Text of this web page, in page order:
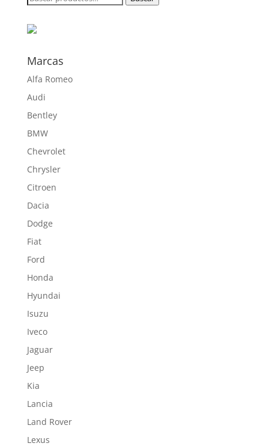
Marcas
Alfa Romeo
Audi
Bentley
BMW
Chevrolet
Chrysler
Citroen
Dacia
Dodge
Fiat
Ford
Honda
Hyundai
Isuzu
Iveco
Jaguar
Jeep
Kia
Lancia
Land Rover
Lexus